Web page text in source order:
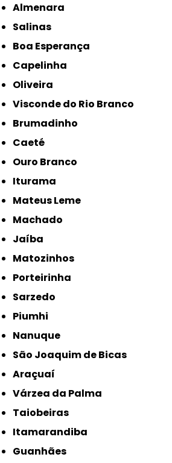
Almenara
Salinas
Boa Esperança
Capelinha
Oliveira
Visconde do Rio Branco
Brumadinho
Caeté
Ouro Branco
Iturama
Mateus Leme
Machado
Jaíba
Matozinhos
Porteirinha
Sarzedo
Piumhi
Nanuque
São Joaquim de Bicas
Araçuaí
Várzea da Palma
Taiobeiras
Itamarandiba
Guanhães